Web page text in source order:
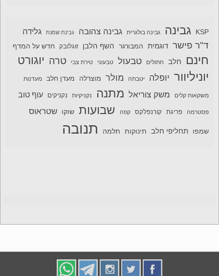
KSP גבינה גבינה בולגרית גבינה צהובה גבינת שמנת גלידה
ד"ר פישר דוגמית המבורגר השף הלבן זוגלובק חדש על המדף
חינם חלב חתולים טבעול טבעוני טירת צבי טרה יוגורט
יוניליוור יופלה יטבתה מולר מוצרלה מעדן חלב מעדנות
משקאות קלים משק צוריאל מתנה נקניקיות נקניקים עוף טוב
פסטרמה פריגת קורנפלקס קפה שבועות שוקו שטראוס
שמפו תחליפי חלב תינוקות תלמה תנובה